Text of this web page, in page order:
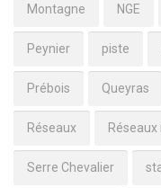
Montagne NGE
Peynier piste
Prébois Queyras
Réseaux Réseaux
Serre Chevalier